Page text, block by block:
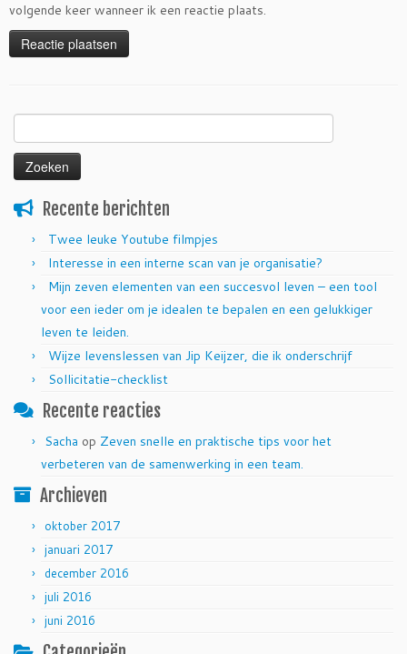
volgende keer wanneer ik een reactie plaats.
naar:
Recente berichten
Twee leuke Youtube filmpjes
Interesse in een interne scan van je organisatie?
Mijn zeven elementen van een succesvol leven – een tool
voor een ieder om je idealen te bepalen en een gelukkiger
leven te leiden.
Wijze levenslessen van Jip Keijzer, die ik onderschrijf
Sollicitatie-checklist
Recente reacties
Sacha op Zeven snelle en praktische tips voor het
verbeteren van de samenwerking in een team.
Archieven
oktober 2017
januari 2017
december 2016
juli 2016
juni 2016